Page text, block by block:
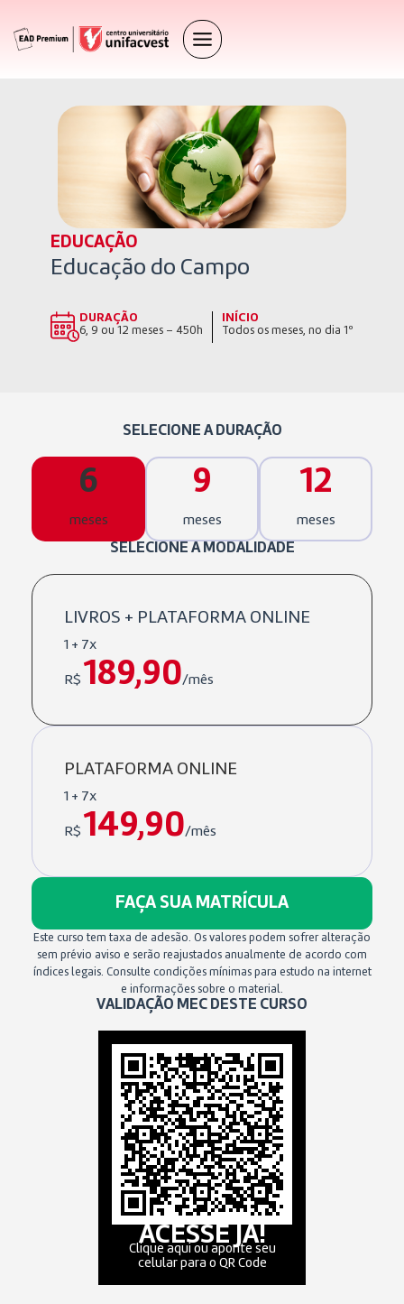
EDUCAÇÃO
Educação do Campo
DURAÇÃO
6, 9 ou 12 meses – 450h
INÍCIO
Todos os meses, no dia 1º
SELECIONE A DURAÇÃO
6
meses
9
meses
12
meses
SELECIONE A MODALIDADE
LIVROS + PLATAFORMA ONLINE
1 + 7x
R$ 189,90/mês
PLATAFORMA ONLINE
1 + 7x
R$ 149,90/mês
FAÇA SUA MATRÍCULA
Este curso tem taxa de adesão. Os valores podem sofrer alteração
sem prévio aviso e serão reajustados anualmente de acordo com
índices legais. Consulte condições mínimas para estudo na internet
e informações sobre o material.
VALIDAÇÃO MEC DESTE CURSO
ACESSE JÁ!
Clique aqui ou aponte seu
celular para o QR Code